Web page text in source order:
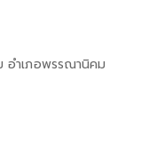
อำเภอพรรณานิคม